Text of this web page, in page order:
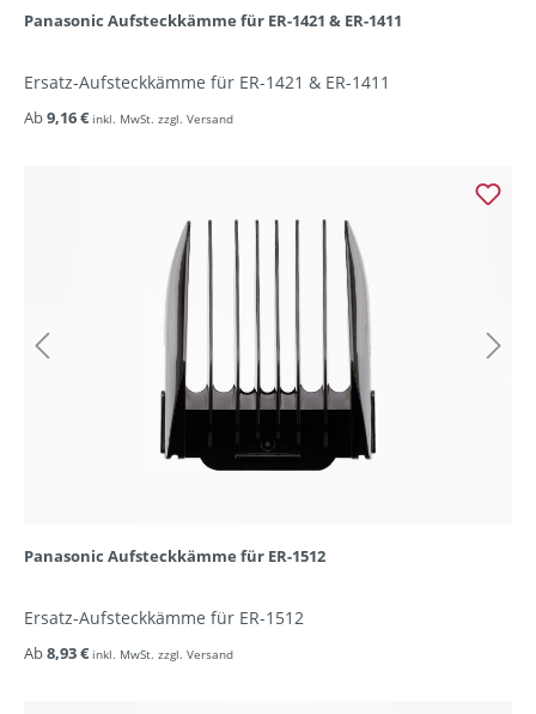
Panasonic Aufsteckkämme für ER-1421 & ER-1411
Ersatz-Aufsteckkämme für ER-1421 & ER-1411
Ab9,16 € inkl. MwSt. zzgl. Versand
Panasonic Aufsteckkämme für ER-1512
Ersatz-Aufsteckkämme für ER-1512
Ab8,93 € inkl. MwSt. zzgl. Versand